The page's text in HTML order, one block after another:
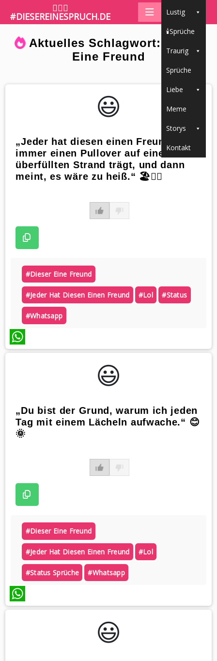
🤷🏼‍♀️
#DIESEREINESPRUCH.DE Lustig
🕯Sprüche
Traurig
Sprüche
Liebe
Meme
Storys
Kontakt
Aktuelles Schlagwort: Dieser
Eine Freund
😃️
„Jeder hat diesen einen Freund, der
immer einen Pullover auf einem
überfüllten Strand trägt, und dann
meint, es wäre zu heiß.“ 🏖️🤦‍♂️
#dieser Eine Freund
#jeder Hat Diesen Einen Freund #lol #status
#whatsapp
WhatsApp
😃️
„Du bist der Grund, warum ich jeden
Tag mit einem Lächeln aufwache.“ 😊
🌞
#dieser Eine Freund
#jeder Hat Diesen Einen Freund #lol
#status Sprüche #whatsapp
WhatsApp
😃️